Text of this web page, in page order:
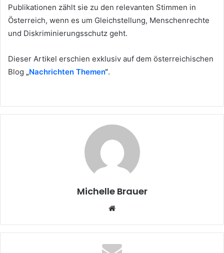
Publikationen zählt sie zu den relevanten Stimmen in
Österreich, wenn es um Gleichstellung, Menschenrechte
und Diskriminierungsschutz geht.
Dieser Artikel erschien exklusiv auf dem österreichischen
Blog „Nachrichten Themen“.
Michelle Brauer
Website